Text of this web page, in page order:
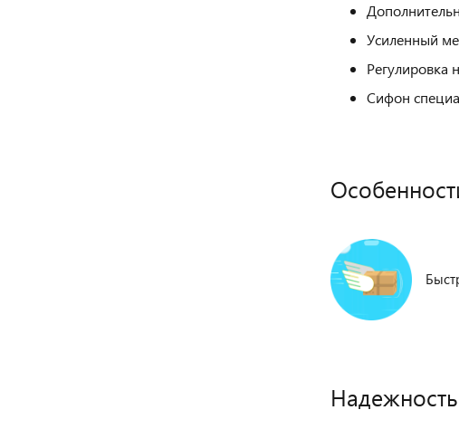
Усиленный
Регулировка
Сифон